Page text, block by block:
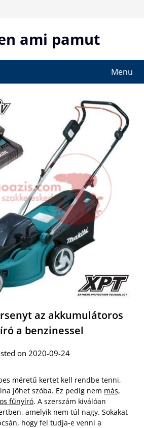
ami pamut
Menu
az akkumulátoros
a benzinessel
on 2020-09-24
méretű kertet kell rendbe tenni,
jöhet szóba. Ez pedig nem más,
fűnyíró. A szerszám kiválóan
amelyik nem túl nagy. Sokakat
hogy fel tudja-e venni a